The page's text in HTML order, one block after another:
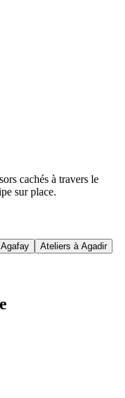
cachés à travers le
sur place.
Ateliers à Agadir